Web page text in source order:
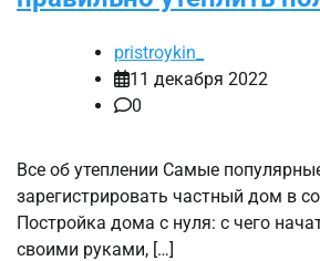
pristroykin_
11 декабря 2022
0
Все об утеплении Самые
зарегистрировать частный дом в
Постройка дома с нуля: с чего
своими руками, […]